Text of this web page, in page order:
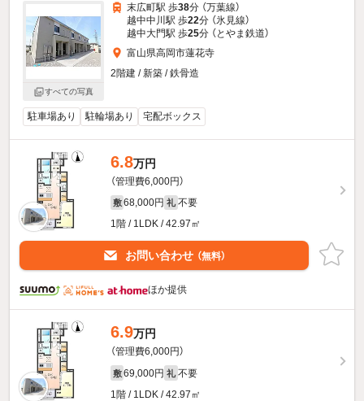
すべての写真
末広町駅 歩38分 （万葉線）
越中中川駅 歩22分 （氷見線）
越中大門駅 歩25分 （とやま鉄道）
富山県高岡市蓮花寺
2階建 / 新築 / 鉄骨造
駐車場あり 駐輪場あり 宅配ボックス
6.8万円
（管理費6,000円）
敷 68,000円 礼 不要
1階 / 1LDK / 42.97㎡
お問い合わせ （無料）
ほか提供
6.9万円
（管理費6,000円）
敷 69,000円 礼 不要
1階 / 1LDK / 42.97㎡